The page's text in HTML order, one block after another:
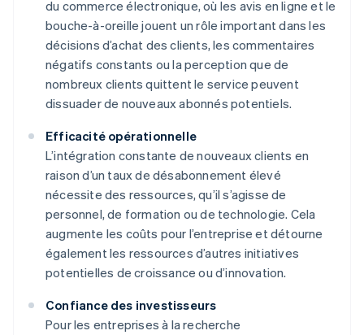
du commerce électronique, où les avis en ligne et le
bouche-à-oreille jouent un rôle important dans les
décisions d’achat des clients, les commentaires
négatifs constants ou la perception que de
nombreux clients quittent le service peuvent
dissuader de nouveaux abonnés potentiels.
Efficacité opérationnelle
L’intégration constante de nouveaux clients en
raison d’un taux de désabonnement élevé
nécessite des ressources, qu’il s’agisse de
personnel, de formation ou de technologie. Cela
augmente les coûts pour l’entreprise et détourne
également les ressources d’autres initiatives
potentielles de croissance ou d’innovation.
Confiance des investisseurs
Pour les entreprises à la recherche